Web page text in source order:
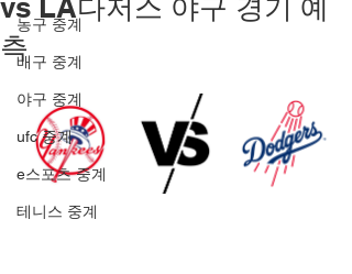
농구 중계
배구 중계
야구 중계
ufc 중계
e스포츠 중계
테니스 중계
vs LA다저스 야구 경기 예
측